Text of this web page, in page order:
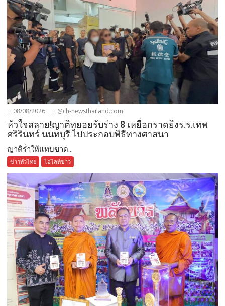
08/08/2026 @ch-newsthailand.com
หัวใจสลาย!ญาติทยอยรับร่าง 8 เหยื่อกราดยิงร.ร.เทพ
ศริรินทร์ นนทบุรี ไปประกอบพิธีทางศาสนา
ญาติร่ำให้แทบขาด...
ข่าวทั่วไทย ไฮไลท์ข่าว